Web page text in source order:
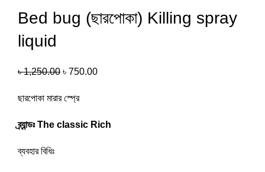
Bed bug (ছারপোকা) Killing spray
liquid
৳1,250.00 ৳ 750.00
ছারপোকা মারার স্প্রে
ব্র্যান্ডঃ The classic Rich
ব্যবহার বিধিঃ